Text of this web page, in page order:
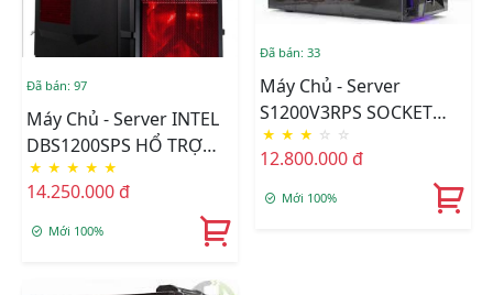
Đã bán: 97
Máy Chủ - Server INTEL
DBS1200SPS HỔ TRỢ
DDR4
★ ★ ★ ★ ★
14.250.000 đ
Mới 100%
Đã bán: 33
Máy Chủ - Server
S1200V3RPS SOCKET
1150 CHẠY ECC DDR3
★ ★ ★ ☆ ☆
12.800.000 đ
Mới 100%